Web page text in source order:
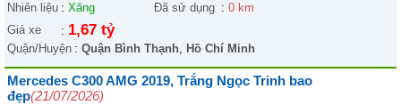
Nhiên liệu : Xăng Đã sử dụng : 0 km
Giá xe
: 1,67 tỷ
Quận/Huyện : Quận Bình Thạnh, Hồ Chí Minh
Mercedes C300 AMG 2019, Trắng Ngọc Trinh bao
đẹp(21/07/2026)